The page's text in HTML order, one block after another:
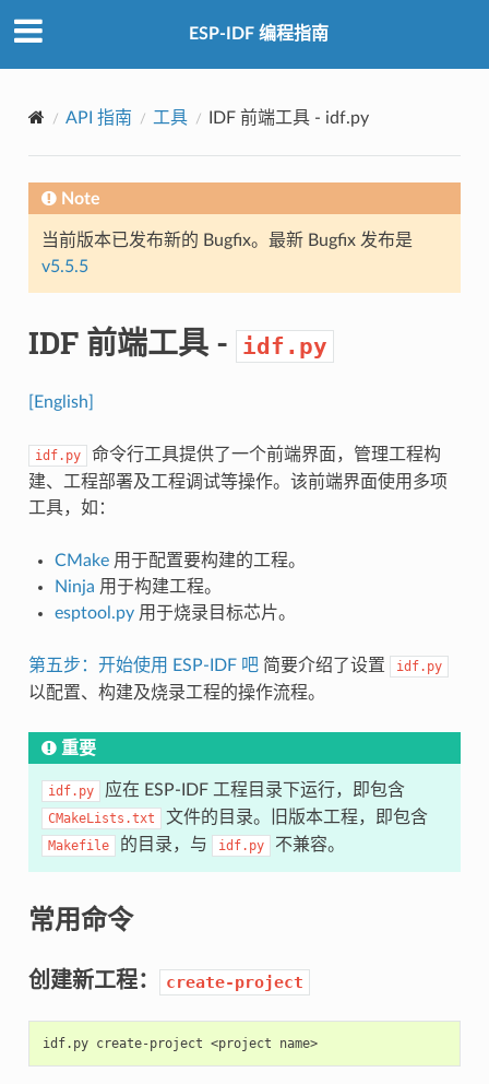
ESP-IDF 编程指南
API 指南 工具 IDF 前端工具 - idf.py
Note
当前版本已发布新的 Bugfix。最新 Bugfix 发布是
v5.5.5
IDF 前端工具 - idf.py
[English]
idf.py
命令行工具提供了一个前端界面，管理工程构
建、工程部署及工程调试等操作。该前端界面使用多项
工具，如：
CMake用于配置要构建的工程。
Ninja 用于构建工程。
esptool.py用于烧录目标芯片。
第五步：开始使用 ESP-IDF 吧简要介绍了设置 idf.py
以配置、构建及烧录工程的操作流程。
重要
idf.py 应在 ESP-IDF 工程目录下运行，即包含
CMakeLists.txt 文件的目录。旧版本工程，即包含
Makefile 的目录，与 idf.py 不兼容。
常用命令
创建新工程： create-project
idf.py create-project <project name>